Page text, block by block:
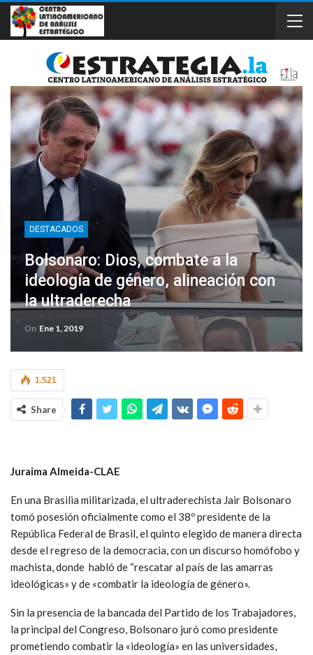
DESTACADOS
Bolsonaro: Dios, combate a la
ideología de género, alineación con
la ultraderecha
On Ene 1, 2019
1.521
Share
Juraima Almeida-CLAE
En una Brasilia militarizada, el ultraderechista Jair Bolsonaro
tomó posesión oficialmente como el 38º presidente de la
República Federal de Brasil, el quinto elegido de manera directa
desde el regreso de la democracia, con un discurso homófobo y
machista, donde habló de “rescatar al país de las amarras
ideológicas» y de «combatir la ideología de género».
Sin la presencia de la bancada del Partido de los Trabajadores,
la principal del Congreso, Bolsonaro juró como presidente
prometiendo combatir la «ideología» en las universidades,